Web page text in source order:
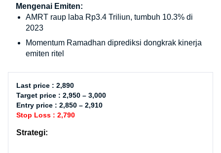
Mengenai Emiten:
AMRT raup laba Rp3.4 Triliun, tumbuh 10.3% di
2023
Momentum Ramadhan diprediksi dongkrak kinerja
emiten ritel
Last price : 2,890
Target price : 2,950 – 3,000
Entry price : 2,850 – 2,910
Stop Loss : 2,790
Strategi: